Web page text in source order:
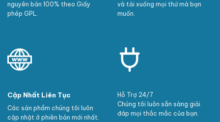
nguyên bản 100% theo Giấy
phép GPL.
và tải xuống mọi thứ mà bạn
muốn.
Cập Nhất Liên Tục
Các sản phẩm chúng tôi luôn
cập nhật ở phiên bản mới nhất.
Hỗ Trợ 24/7
Chúng tôi luôn sẵn sàng giải
đáp mọi thắc mắc của bạn.